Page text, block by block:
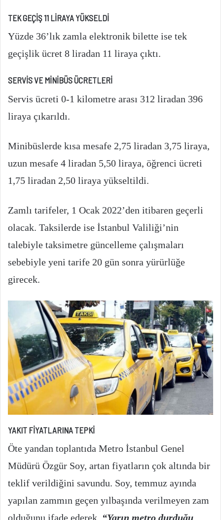
TEK GEÇİŞ 11 LİRAYA YÜKSELDİ
Yüzde 36’lık zamla elektronik bilette ise tek
geçişlik ücret 8 liradan 11 liraya çıktı.
SERVİS VE MİNİBÜS ÜCRETLERİ
Servis ücreti 0-1 kilometre arası 312 liradan 396
liraya çıkarıldı.
Minibüslerde kısa mesafe 2,75 liradan 3,75 liraya,
uzun mesafe 4 liradan 5,50 liraya, öğrenci ücreti
1,75 liradan 2,50 liraya yükseltildi.
Zamlı tarifeler, 1 Ocak 2022’den itibaren geçerli
olacak. Taksilerde ise İstanbul Valiliği’nin
talebiyle taksimetre güncelleme çalışmaları
sebebiyle yeni tarife 20 gün sonra yürürlüğe
girecek.
YAKIT FİYATLARINA TEPKİ
Öte yandan toplantıda Metro İstanbul Genel
Müdürü Özgür Soy, artan fiyatların çok altında bir
teklif verildiğini savundu. Soy, temmuz ayında
yapılan zammın geçen yılbaşında verilmeyen zam
olduğunu ifade ederek, “Yarın metro durduğu